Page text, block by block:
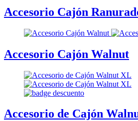
Accesorio Cajón
Accesorio Cajón Walnut
Accesorio de Cajón